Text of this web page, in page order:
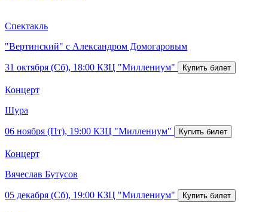
Спектакль
"Вертинский" с Александром Домогаровым
31 октября (Сб), 18:00 КЗЦ "Миллениум"
Концерт
Шура
06 ноября (Пт), 19:00 КЗЦ "Миллениум"
Концерт
Вячеслав Бутусов
05 декабря (Сб), 19:00 КЗЦ "Миллениум"